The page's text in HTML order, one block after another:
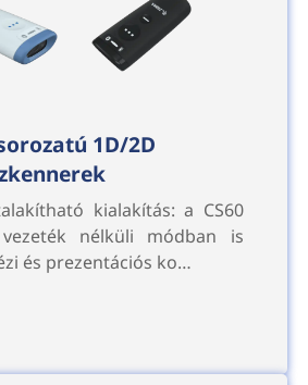
1D/2D
kialakítás: a CS60
nélküli módban is
és prezentációs ko…